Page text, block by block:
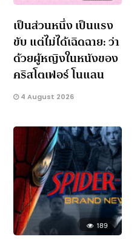
เป็นส่วนหนึ่ง เป็นแรง
ขับ แต่ไม่ได้เฉิดฉาย: ว่า
ด้วยผู้หญิงในหนังของ
คริสโตเฟอร์ โนแลน
4 August 2026
189